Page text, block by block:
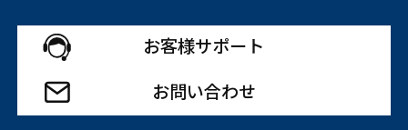
お客様サポート
お問い合わせ